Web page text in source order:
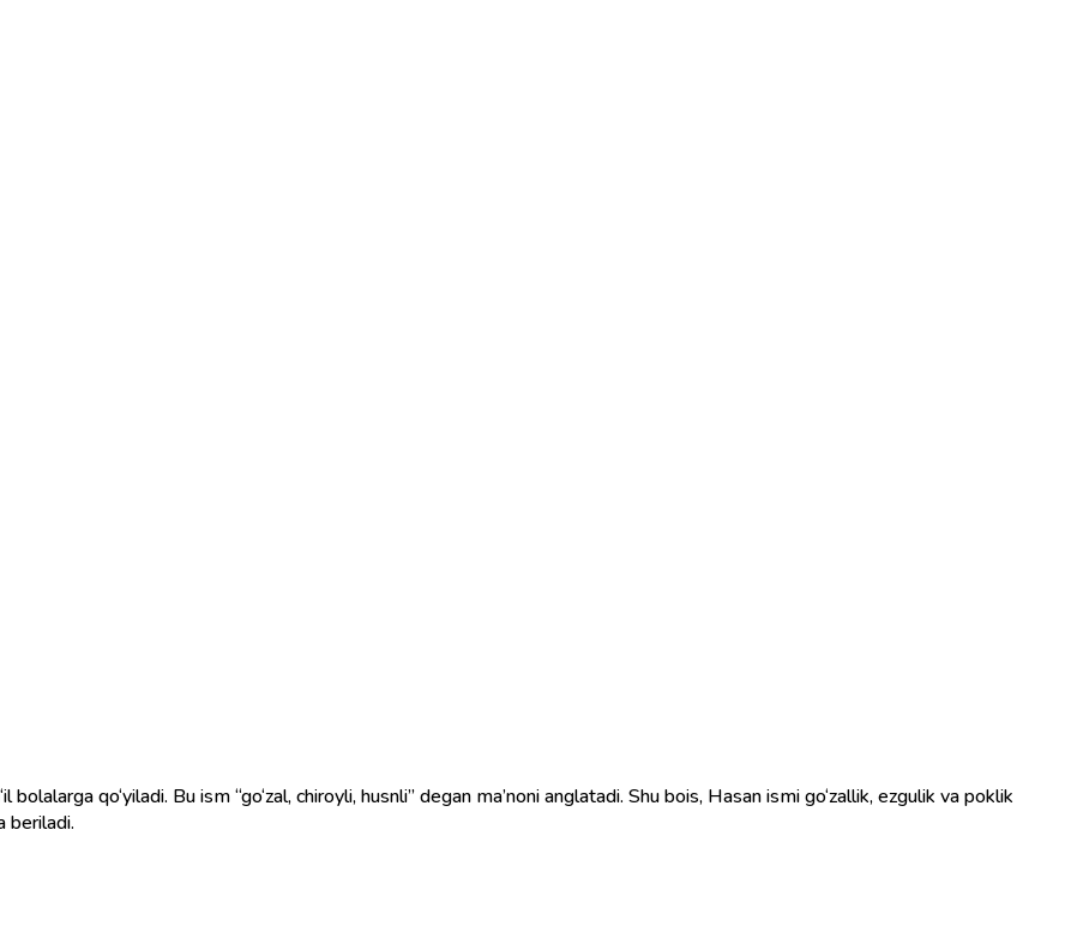
bolalarga qo‘yiladi. Bu ism “go‘zal, chiroyli, husnli” degan ma’noni anglatadi. Shu bois, Hasan ismi go‘zallik, ezgulik va poklik
beriladi.